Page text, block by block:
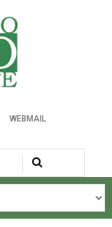
WEBMAIL